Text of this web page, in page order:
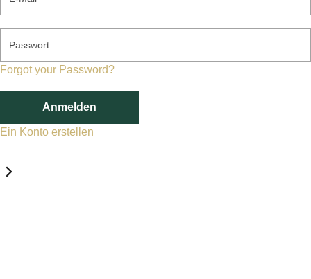
Passwort
Forgot your Password?
Anmelden
Ein Konto erstellen